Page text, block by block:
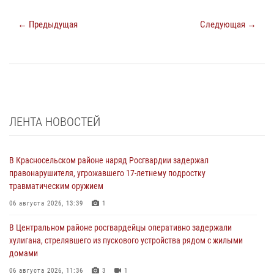
← Предыдущая Следующая →
ЛЕНТА НОВОСТЕЙ
В Красносельском районе наряд Росгвардии задержал
правонарушителя, угрожавшего 17-летнему подростку
травматическим оружием
06 августа 2026, 13:39 1
В Центральном районе росгвардейцы оперативно задержали
хулигана, стрелявшего из пускового устройства рядом с жилыми
домами
06 августа 2026, 11:36 3 1